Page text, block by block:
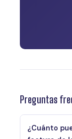
Preguntas
¿Cuánto